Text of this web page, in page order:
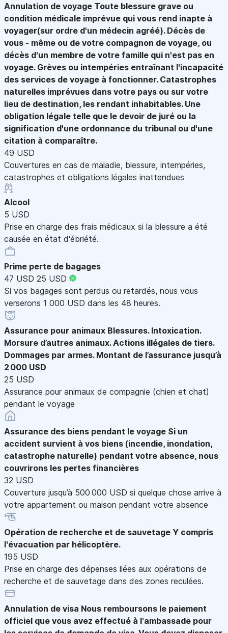
Annulation de voyage Toute blessure grave ou
condition médicale imprévue qui vous rend inapte à
voyager(sur ordre d'un médecin agréé). Décès de
vous - même ou de votre compagnon de voyage, ou
décès d'un membre de votre famille qui n'est pas en
voyage. Grèves ou intempéries entraînant l'incapacité
des services de voyage à fonctionner. Catastrophes
naturelles imprévues dans votre pays ou sur votre
lieu de destination, les rendant inhabitables. Une
obligation légale telle que le devoir de juré ou la
signification d'une ordonnance du tribunal ou d'une
citation à comparaître.
49 USD
Couvertures en cas de maladie, blessure, intempéries,
catastrophes et obligations légales inattendues
Alcool
5 USD
Prise en charge des frais médicaux si la blessure a été
causée en état d'ébriété.
Prime perte de bagages
47 USD 25 USD
Si vos bagages sont perdus ou retardés, nous vous
verserons 1 000 USD dans les 48 heures.
Assurance pour animaux Blessures. Intoxication.
Morsure d’autres animaux. Actions illégales de tiers.
Dommages par armes. Montant de l’assurance jusqu’à
2 000 USD
25 USD
Assurance pour animaux de compagnie (chien et chat)
pendant le voyage
Assurance des biens pendant le voyage Si un
accident survient à vos biens (incendie, inondation,
catastrophe naturelle) pendant votre absence, nous
couvrirons les pertes financières
32 USD
Couverture jusqu’à 500 000 USD si quelque chose arrive à
votre appartement ou maison pendant votre absence
Opération de recherche et de sauvetage Y compris
l'évacuation par hélicoptère.
195 USD
Prise en charge des dépenses liées aux opérations de
recherche et de sauvetage dans des zones reculées.
Annulation de visa Nous remboursons le paiement
officiel que vous avez effectué à l'ambassade pour